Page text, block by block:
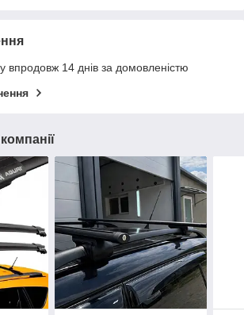
впродовж 14 днів за домовленістю